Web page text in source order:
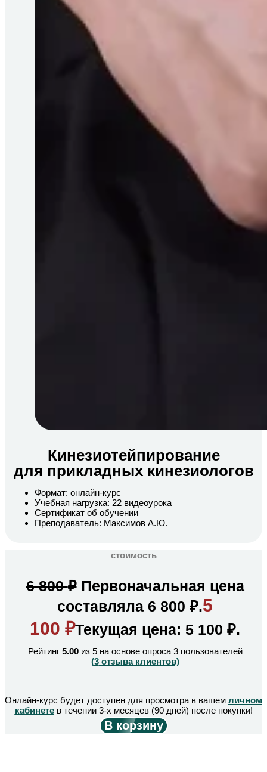
Кинезиотейпирование
для прикладных кинезиологов
Формат: онлайн-курс
Учебная нагрузка: 22 видеоурока
Сертификат об обучении
Преподаватель: Максимов А.Ю.
стоимость
6 800₽ Первоначальная цена
составляла 6 800 ₽.5
100 ₽Текущая цена: 5 100 ₽.
Рейтинг 5.00из 5 на основе опроса 3пользователей
(3отзыва клиентов)
Онлайн-курс будет доступен для просмотра в вашем личном
кабинетев течении 3-х месяцев (90 дней) после покупки!
В корзину